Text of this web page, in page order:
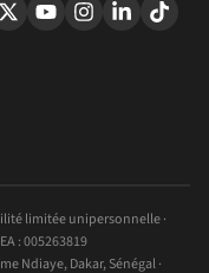
limitée unipersonnelle ·
: 005263819
Ndiaye, Dakar, Sénégal ·